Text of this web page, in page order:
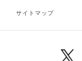
キャンセル・返品・交換
サイトマップ